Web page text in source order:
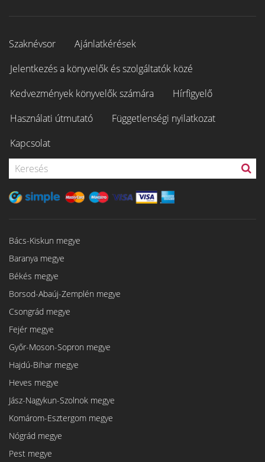
Szaknévsor
Ajánlatkérések
Jelentkezés a könyvelők és szolgáltatók közé
Kedvezmények könyvelők számára
Hírfigyelő
Használati útmutató
Függetlenségi nyilatkozat
Kapcsolat
Bács-Kiskun megye
Baranya megye
Békés megye
Borsod-Abaúj-Zemplén megye
Csongrád megye
Fejér megye
Győr-Moson-Sopron megye
Hajdú-Bihar megye
Heves megye
Jász-Nagykun-Szolnok megye
Komárom-Esztergom megye
Nógrád megye
Pest megye